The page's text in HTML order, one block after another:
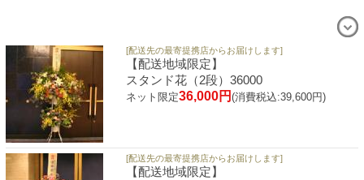
[配送先の最寄提携店からお届けします]
【配送地域限定】
スタンド花（2段）36000
ネット限定36,000円 (消費税込:39,600円)
[配送先の最寄提携店からお届けします]
【配送地域限定】